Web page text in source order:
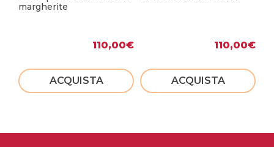
margherite
110,00€
ACQUISTA
110,00€
ACQUISTA